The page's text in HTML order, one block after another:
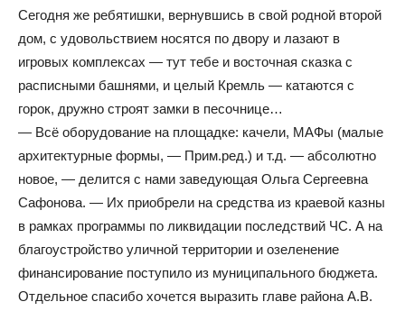
Сегодня же ребятишки, вернувшись в свой родной второй
дом, с удовольствием носятся по двору и лазают в
игровых комплексах — тут тебе и восточная сказка с
расписными башнями, и целый Кремль — катаются с
горок, дружно строят замки в песочнице…
— Всё оборудование на площадке: качели, МАФы (малые
архитектурные формы, — Прим.ред.) и т.д. — абсолютно
новое, — делится с нами заведующая Ольга Сергеевна
Сафонова. — Их приобрели на средства из краевой казны
в рамках программы по ликвидации последствий ЧС. А на
благоустройство уличной территории и озеленение
финансирование поступило из муниципального бюджета.
Отдельное спасибо хочется выразить главе района А.В.